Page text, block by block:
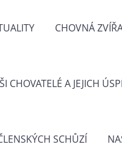
CHOVNÁ
CHOVATELÉ A JEJICH
SCHŮZÍ